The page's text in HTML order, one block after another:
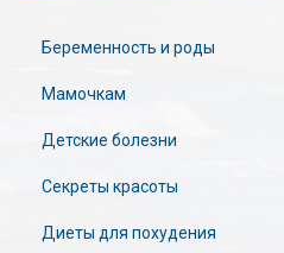
Беременность и роды
Мамочкам
Детские болезни
Секреты красоты
Диеты для похудения